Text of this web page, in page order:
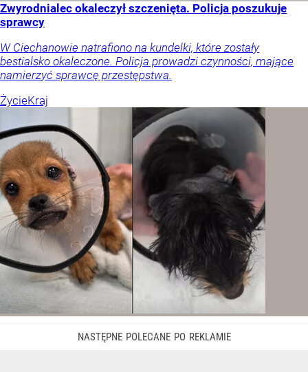
Zwyrodnialec okaleczył szczenięta. Policja poszukuje
sprawcy
W Ciechanowie natrafiono na kundelki, które zostały
bestialsko okaleczone. Policja prowadzi czynności, mające
namierzyć sprawcę przestępstwa.
ŻycieKraj